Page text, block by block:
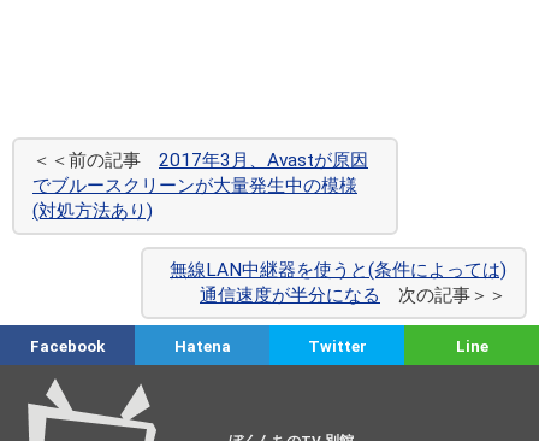
＜＜前の記事 2017年3月、Avastが原因
でブルースクリーンが大量発生中の模様
(対処方法あり)
無線LAN中継器を使うと(条件によっては)
通信速度が半分になる
次の記事＞＞
Facebook Hatena Twitter Line